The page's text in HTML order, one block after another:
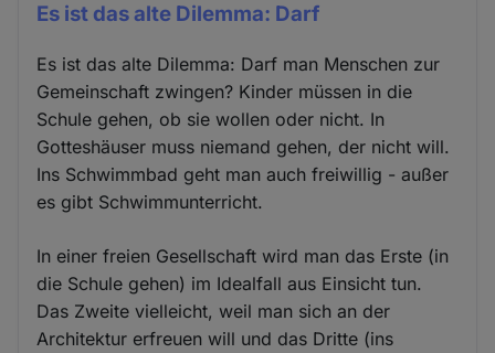
Es ist das alte Dilemma: Darf
Es ist das alte Dilemma: Darf man Menschen zur
Gemeinschaft zwingen? Kinder müssen in die
Schule gehen, ob sie wollen oder nicht. In
Gotteshäuser muss niemand gehen, der nicht will.
Ins Schwimmbad geht man auch freiwillig - außer
es gibt Schwimmunterricht.
In einer freien Gesellschaft wird man das Erste (in
die Schule gehen) im Idealfall aus Einsicht tun.
Das Zweite vielleicht, weil man sich an der
Architektur erfreuen will und das Dritte (ins